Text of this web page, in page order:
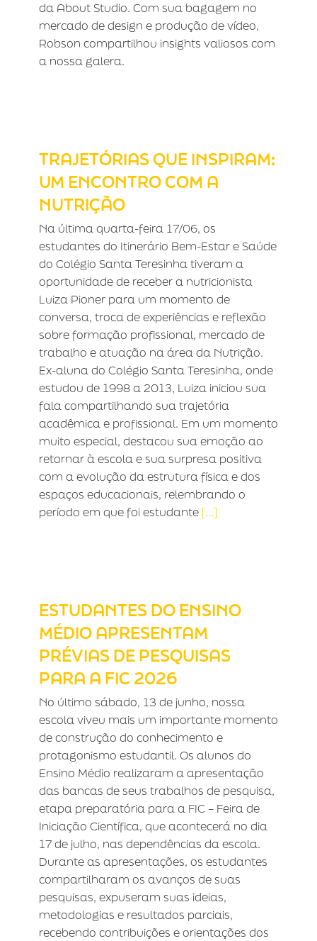
da About Studio. Com sua bagagem no
mercado de design e produção de vídeo,
Robson compartilhou insights valiosos com
a nossa galera.
TRAJETÓRIAS QUE INSPIRAM:
UM ENCONTRO COM A
NUTRIÇÃO
Na última quarta-feira 17/06, os
estudantes do Itinerário Bem-Estar e Saúde
do Colégio Santa Teresinha tiveram a
oportunidade de receber a nutricionista
Luiza Pioner para um momento de
conversa, troca de experiências e reflexão
sobre formação profissional, mercado de
trabalho e atuação na área da Nutrição.
Ex-aluna do Colégio Santa Teresinha, onde
estudou de 1998 a 2013, Luiza iniciou sua
fala compartilhando sua trajetória
acadêmica e profissional. Em um momento
muito especial, destacou sua emoção ao
retornar à escola e sua surpresa positiva
com a evolução da estrutura física e dos
espaços educacionais, relembrando o
período em que foi estudante [...]
PESQUISAS PARA A FIC 2026
ESTUDANTES DO ENSINO
MÉDIO APRESENTAM
PRÉVIAS DE PESQUISAS
PARA A FIC 2026
No último sábado, 13 de junho, nossa
escola viveu mais um importante momento
de construção do conhecimento e
protagonismo estudantil. Os alunos do
Ensino Médio realizaram a apresentação
das bancas de seus trabalhos de pesquisa,
etapa preparatória para a FIC – Feira de
Iniciação Científica, que acontecerá no dia
17 de julho, nas dependências da escola.
Durante as apresentações, os estudantes
compartilharam os avanços de suas
pesquisas, expuseram suas ideias,
metodologias e resultados parciais,
recebendo contribuições e orientações dos